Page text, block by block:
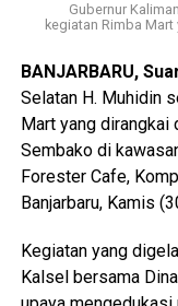
komitmen bersama
kalangan parpol
sebagai langkah
politik bagi
Sementara itu,
Pemerintahan,
Kesbangpol
parpol tahun ini
Rp10.000 per
Gubernur
kegiatan Rimba
BANJARBARU,
Selatan H. Muhidin
Mart yang dirangkai
Sembako di
Forester Cafe,
Banjarbaru, Kamis
Kegiatan yang
Kalsel bersama